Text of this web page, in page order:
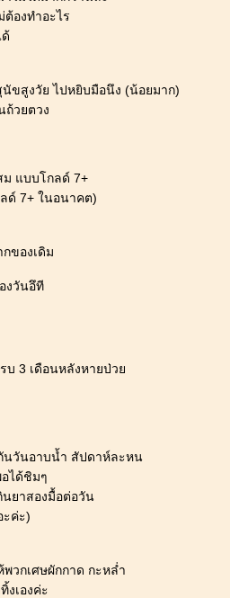
องทำอะไร
ขสูงวัย ไปหยิบมือนึง (น้อยมาก)
ถ้วยตวง
แบบโกลด์ 7+
ด์ 7+ ในอนาคต)
ของเดิม
งวันอึที
รบ 3 เดือนหลังหายป่ว
นวันอาบน้ำ สัปดาห์ละหน
ได้ชิมๆ
นยาสองมื้อต่อวัน
ะค่ะ)
วกเศษผักกาด กะหล่ำ
งเองค่ะ